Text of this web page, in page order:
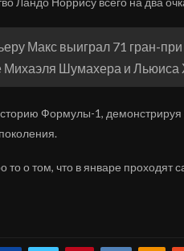
Макс выиграл 71 гран-
Михаэля Шумахера и
Формулы-1, демонстрируя
о том, что в январе проходят